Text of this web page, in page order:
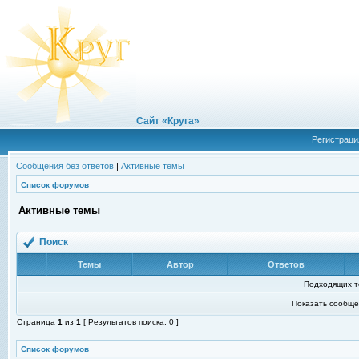
Сайт «Круга»
Сообщения без ответов | Активные темы
Список форумов
Активные темы
Поиск
Темы Автор Ответов
Подходящих
Показать
Страница 1 из 1 [ Результатов поиска: 0 ]
Список форумов